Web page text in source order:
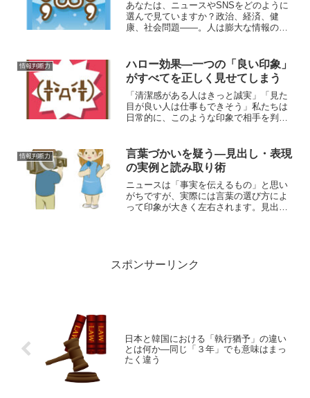
あなたは、ニュースやSNSをどのように
選んで見ていますか？政治、経済、健
康、社会問題――。人は膨大な情報の中
択を“無意識に”行っています。そして、そ
の無意識の選別が、社...
情報判断力
ハロー効果―一つの「良い印象」
がすべてを正しく見せてしまう
「清潔感がある人はきっと誠実」「見た
目が良い人は仕事もできそう」私たちは
日常的に、このような印象で相手を判断
徴が“後光（Halo）”のように輝き、他の評
価ま...
情報判断力
言葉づかいを疑う―見出し・表現
の実例と読み取り術
ニュースは「事実を伝えるもの」と思い
がちですが、実際には言葉の選び方によ
って印象が大きく左右されます。見出し
スポンサーリンク
日本と韓国における「執行猶予」の違い
とは何か―同じ「３年」でも意味はまっ
たく違う